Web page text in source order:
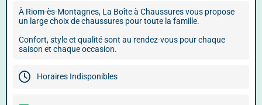
À Riom-ès-Montagnes, La Boîte à Chaussures vous propose
un large choix de chaussures pour toute la famille.
Confort, style et qualité sont au rendez-vous pour chaque
saison et chaque occasion.
Horaires Indisponibles